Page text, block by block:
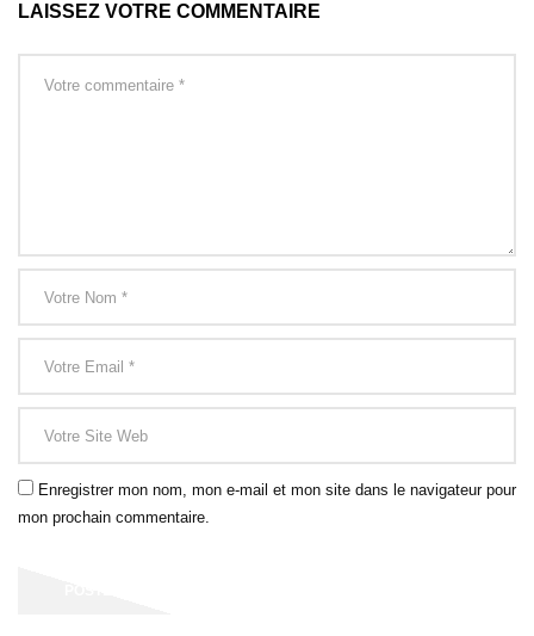
LAISSEZ VOTRE COMMENTAIRE
Enregistrer mon nom, mon e-mail et mon site dans le navigateur pour
mon prochain commentaire.